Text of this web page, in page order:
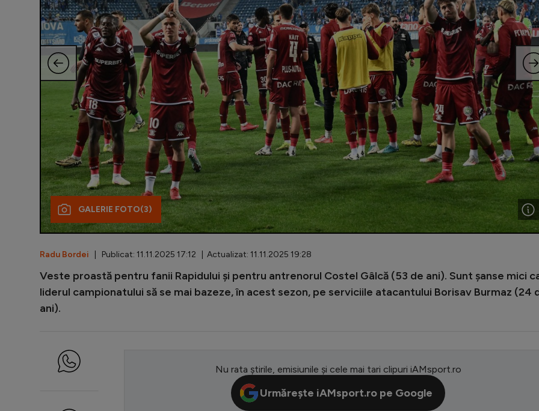
GALERIE FOTO(3)
Radu Bordei | Publicat: 11.11.2025 17:12 | Actualizat: 11.11.2025 19:28
Veste proastă pentru fanii Rapidului și pentru antrenorul Costel Gâlcă (53 de ani). Sunt șanse mici
liderul campionatului să se mai bazeze, în acest sezon, pe serviciile atacantului Borisav Burmaz (24
ani).
Nu rata știrile, emisiunile și cele mai tari clipuri iAMsport.ro
Urmărește iAMsport.ro pe Google